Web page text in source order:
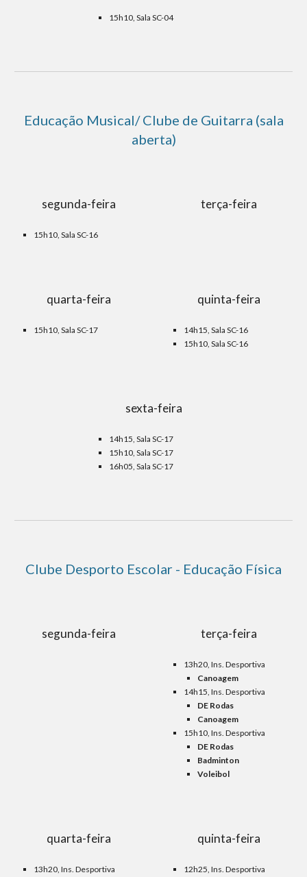
15h10, Sala SC-04
Educação Musical/ Clube de Guitarra (sala
aberta)
segunda-feira
15h10, Sala SC-16
terça-feira
quarta-feira
15h10, Sala SC-17
quinta-feira
14h15, Sala SC-16
15h10, Sala SC-16
sexta-feira
14h15, Sala SC-17
15h10, Sala SC-17
16h05, Sala SC-17
Clube Desporto Escolar - Educação Física
segunda-feira terça-feira
13h20, Ins. Desportiva
Canoagem
14h15, Ins. Desportiva
DE Rodas
Canoagem
15h10, Ins. Desportiva
DE Rodas
Badminton
Voleibol
quarta-feira
13h20, Ins. Desportiva
quinta-feira
12h25, Ins. Desportiva